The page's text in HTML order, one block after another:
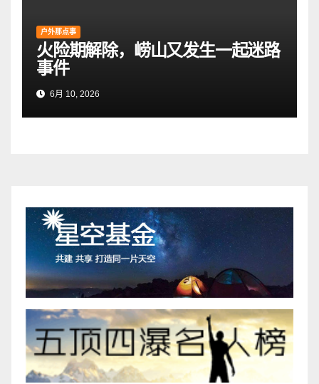
户外那点事
火险期解除，崂山又发生一起迷路
事件
6月 10, 2026